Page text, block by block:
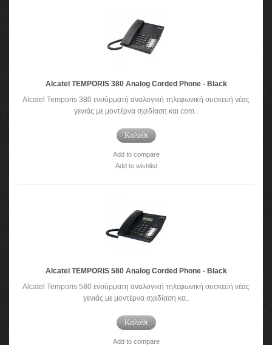
Alcatel TEMPORIS 380 Analog Corded Phone - Black
Alcatel Temporis 380 ενσύρματή αναλογική τηλεφωνική συσκευή νέας
γενιάς με μοντέρνα σχεδίαση και com..
Καλάθι
Add to compare
Add to wishlist
Alcatel TEMPORIS 580 Analog Corded Phone - Black
Alcatel Temporis 580 ενσύρματη αναλογική τηλεφωνική συσκευή νέας
γενιάς με μοντέρνα σχεδίαση κα..
Καλάθι
Add to compare